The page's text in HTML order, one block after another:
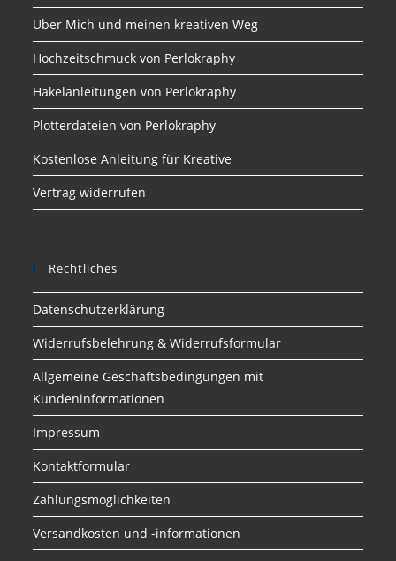
Über Mich und meinen kreativen Weg
Hochzeitschmuck von Perlokraphy
Häkelanleitungen von Perlokraphy
Plotterdateien von Perlokraphy
Kostenlose Anleitung für Kreative
Vertrag widerrufen
Rechtliches
Datenschutzerklärung
Widerrufsbelehrung & Widerrufsformular
Allgemeine Geschäftsbedingungen mit
Kundeninformationen
Impressum
Kontaktformular
Zahlungsmöglichkeiten
Versandkosten und -informationen